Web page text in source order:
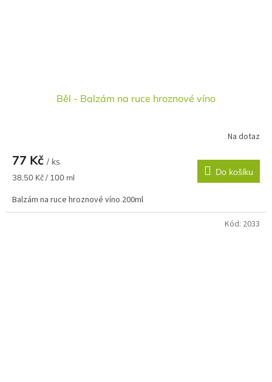
Běl - Balzám na ruce hroznové víno
Na dotaz
77 Kč / ks
Měrná
38,50 Kč / 100 ml Do košíku
Balzám na ruce hroznové víno 200ml
Kód: 2033